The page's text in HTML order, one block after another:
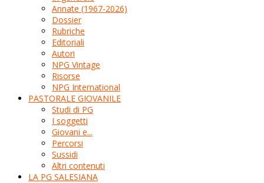
Annate (1967-2026)
Dossier
Rubriche
Editoriali
Autori
NPG Vintage
Risorse
NPG International
PASTORALE GIOVANILE
Studi di PG
I soggetti
Giovani e...
Percorsi
Sussidi
Altri contenuti
LA PG SALESIANA